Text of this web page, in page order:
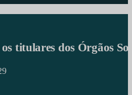
titulares dos Órgãos